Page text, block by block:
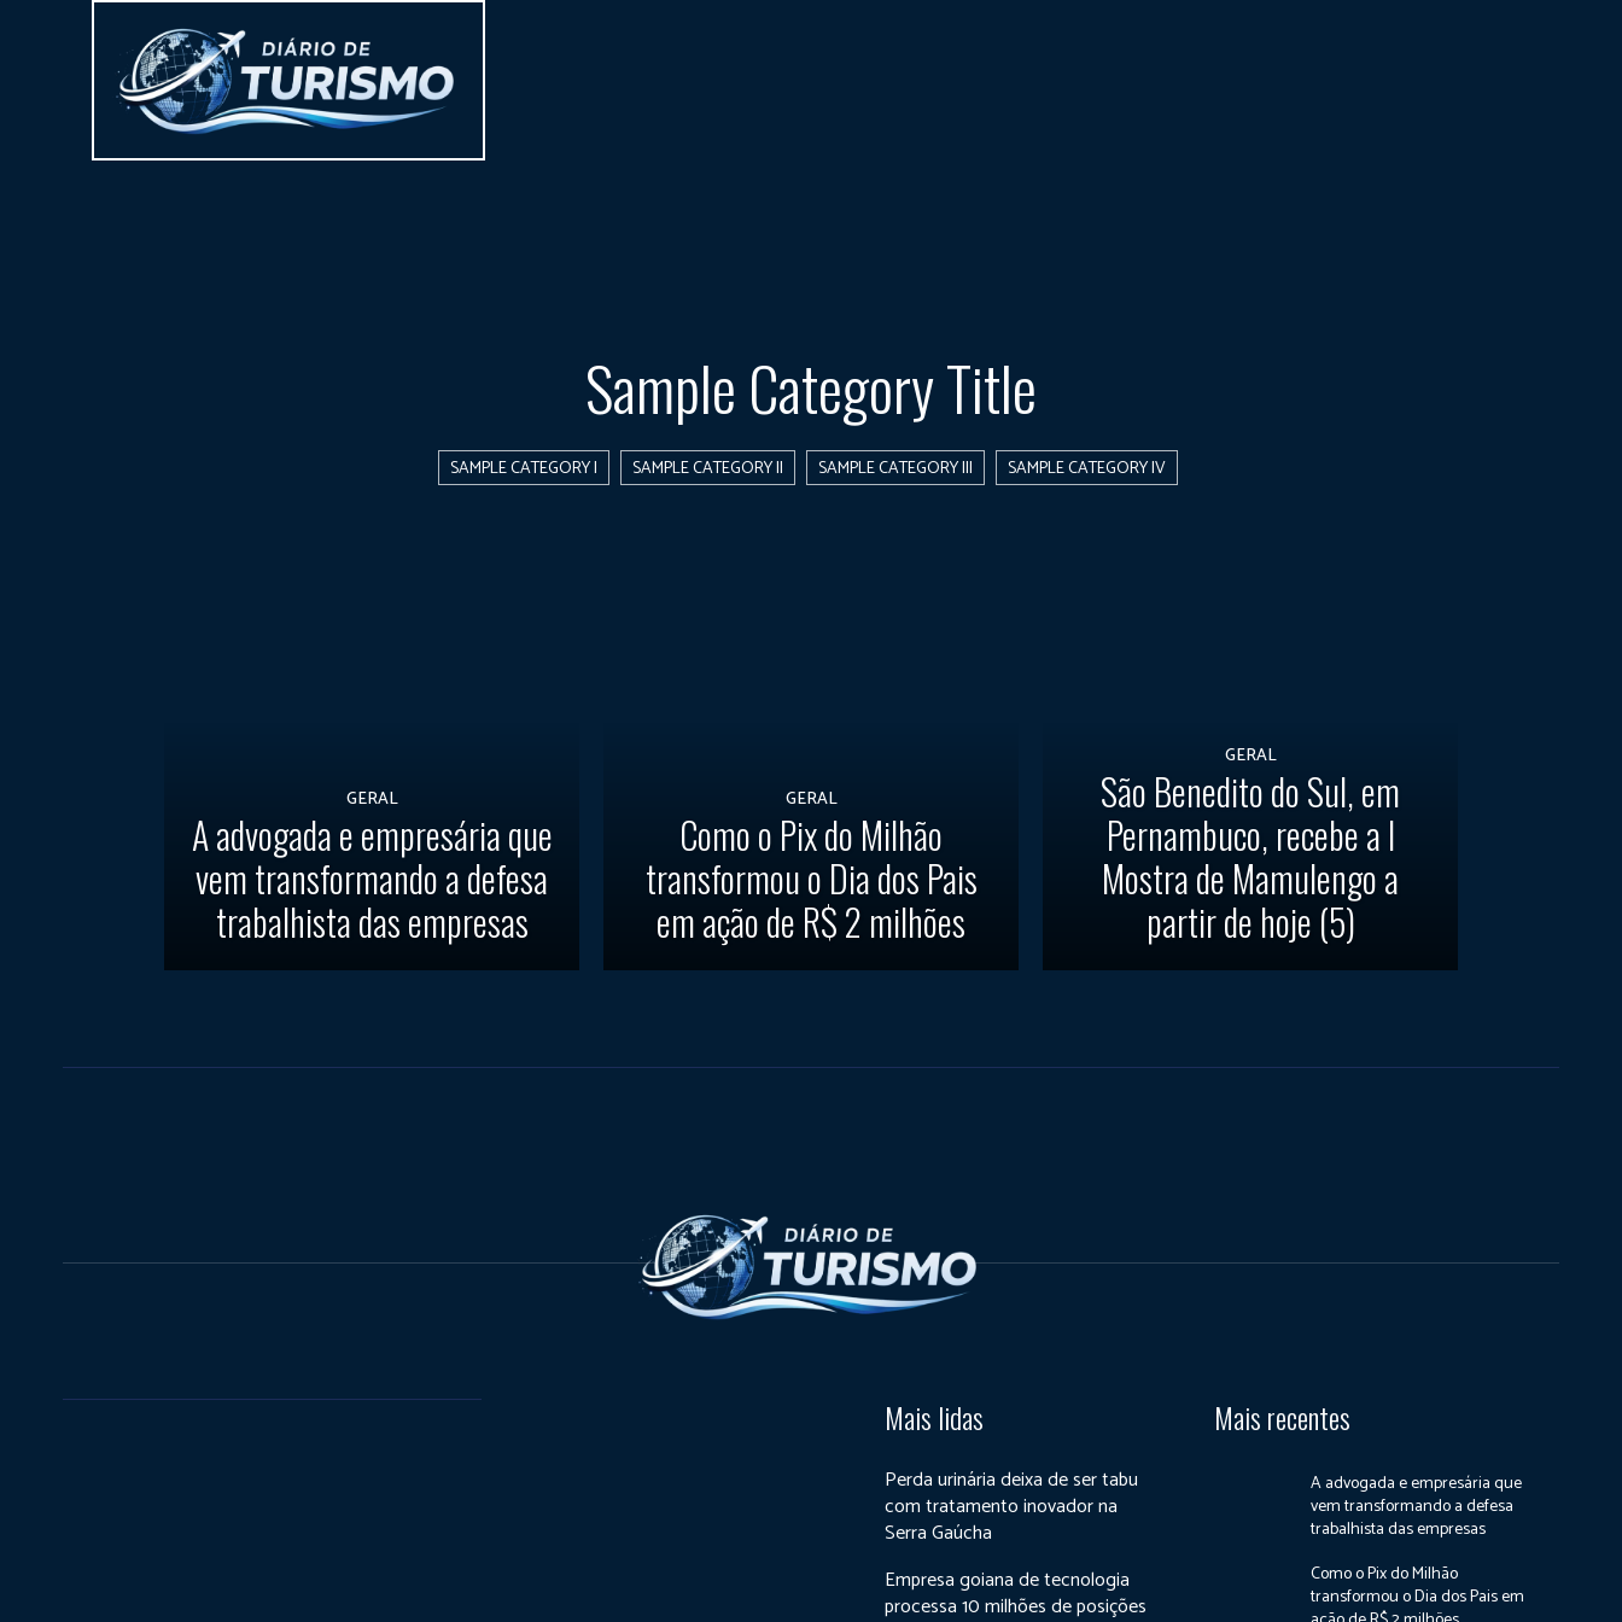
Sample Category Title
SAMPLE CATEGORY I SAMPLE CATEGORY II SAMPLE CATEGORY III SAMPLE CATEGORY IV
GERAL
A advogada e empresária que
vem transformando a defesa
trabalhista das empresas
GERAL
Como o Pix do Milhão
transformou o Dia dos Pais
em ação de R$ 2 milhões
GERAL
São Benedito do Sul, em
Pernambuco, recebe a I
Mostra de Mamulengo a
partir de hoje (5)
Mais lidas
Perda urinária deixa de ser tabu
com tratamento inovador na
Serra Gaúcha
Empresa goiana de tecnologia
processa 10 milhões de posições
Mais recentes
A advogada e empresária que
vem transformando a defesa
trabalhista das empresas
Como o Pix do Milhão
transformou o Dia dos Pais em